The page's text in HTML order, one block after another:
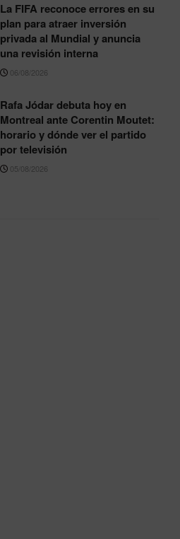
La FIFA reconoce errores en su
plan para atraer inversión
privada al Mundial y anuncia
una revisión interna
06/08/2026
Rafa Jódar debuta hoy en
Montreal ante Corentin Moutet:
horario y dónde ver el partido
por televisión
05/08/2026